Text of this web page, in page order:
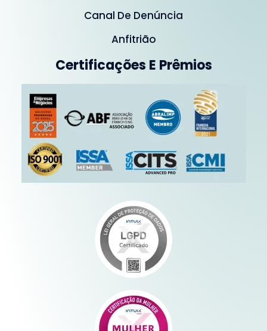
Canal De Denúncia
Anfitrião
Certificações E Prêmios